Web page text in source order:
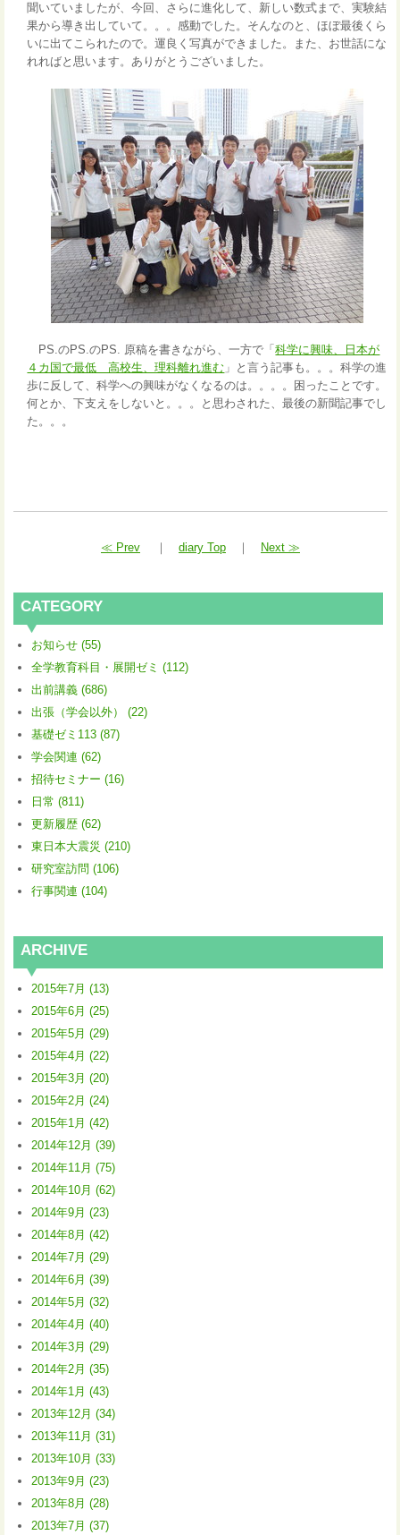
聞いていましたが、今回、さらに進化して、新しい数式まで、実験結
果から導き出していて。。。感動でした。そんなのと、ほぼ最後くら
いに出てこられたので。運良く写真ができました。また、お世話にな
れればと思います。ありがとうございました。
PS.のPS.のPS. 原稿を書きながら、一方で「科学に興味、日本が
４カ国で最低 高校生、理科離れ進む 」と言う記事も。。。科学の進
歩に反して、科学への興味がなくなるのは。。。。困ったことです。
何とか、下支えをしないと。。。と思わされた、最後の新聞記事でし
た。。。
≪ Prev｜ diary Top｜ Next ≫
CATEGORY
お知らせ (55)
全学教育科目・展開ゼミ (112)
出前講義 (686)
出張（学会以外） (22)
基礎ゼミ113 (87)
学会関連 (62)
招待セミナー (16)
日常 (811)
更新履歴 (62)
東日本大震災 (210)
研究室訪問 (106)
行事関連 (104)
ARCHIVE
2015年7月 (13)
2015年6月 (25)
2015年5月 (29)
2015年4月 (22)
2015年3月 (20)
2015年2月 (24)
2015年1月 (42)
2014年12月 (39)
2014年11月 (75)
2014年10月 (62)
2014年9月 (23)
2014年8月 (42)
2014年7月 (29)
2014年6月 (39)
2014年5月 (32)
2014年4月 (40)
2014年3月 (29)
2014年2月 (35)
2014年1月 (43)
2013年12月 (34)
2013年11月 (31)
2013年10月 (33)
2013年9月 (23)
2013年8月 (28)
2013年7月 (37)